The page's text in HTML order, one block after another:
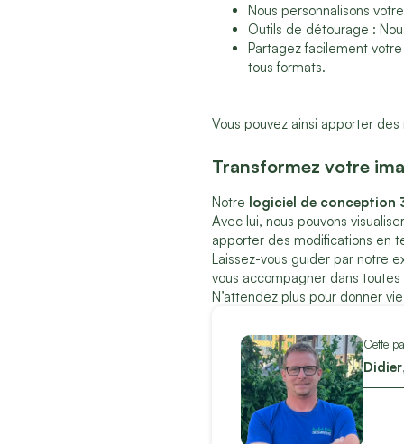
Nous personnalisons
Outils de détourage :
Partagez facilement
tous formats.
Vous pouvez ainsi apporter
Transformez votre
Notre logiciel de conception
Avec lui, nous pouvons
apporter des modifications en
Laissez-vous guider par notre
vous accompagner dans
N’attendez plus pour donner
Cette
Didier